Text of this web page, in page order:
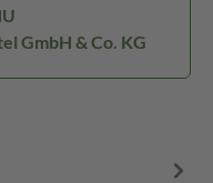
GmbH & Co. KG